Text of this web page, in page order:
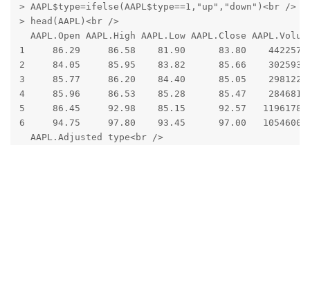
> AAPL$type=ifelse(AAPL$type==1,"up","down")<br />
> head(AAPL)<br />
AAPL.Open AAPL.High AAPL.Low AAPL.Close
1     86.29     86.58    81.90      83.80
2     84.05     85.95    83.82      85.66
3     85.77     86.20    84.40      85.05
4     85.96     86.53    85.28      85.47
5     86.45     92.98    85.15      92.57
6     94.75     97.80    93.45      97.00
  AAPL.Adjusted type<br />